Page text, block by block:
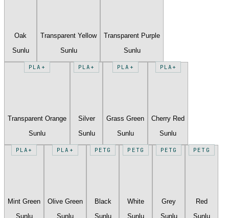
Oak
Sunlu
Transparent Yellow
Sunlu
Transparent Purple
Sunlu
PLA+
Transparent Orange
Sunlu
PLA+
Silver
Sunlu
PLA+
Grass Green
Sunlu
PLA+
Cherry Red
Sunlu
PLA+
Mint Green
Sunlu
PLA+
Olive Green
Sunlu
PETG
Black
Sunlu
PETG
White
Sunlu
PETG
Grey
Sunlu
PETG
Red
Sunlu